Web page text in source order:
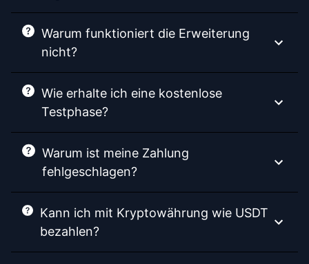
Warum funktioniert die Erweiterung
nicht?
Wie erhalte ich eine kostenlose
Testphase?
Warum ist meine Zahlung
fehlgeschlagen?
Kann ich mit Kryptowährung wie USDT
bezahlen?